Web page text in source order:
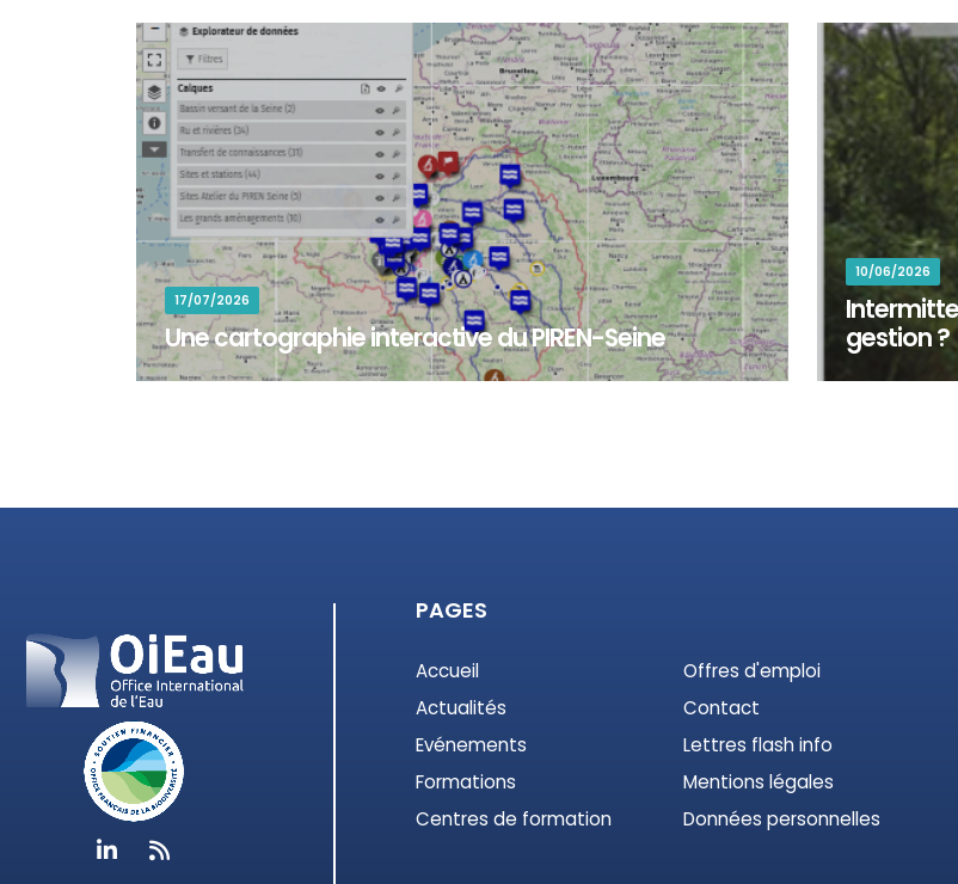
17/07/2026
Une cartographie interactive du PIREN-Seine
La cartographie interactive du PIREN-Seine permet d'explorer les territoires,
10/06/2026
gestion ?
Plus de la
PAGES
Accueil
Actualités
Evénements
Formations
Centres de formation
Offres d'emploi
Contact
Lettres flash info
Mentions légales
Données personnelles